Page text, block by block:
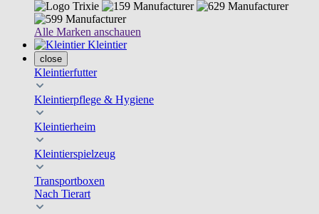
Alle Marken anschauen
Kleintier
close
Kleintierfutter
Kleintierpflege & Hygiene
Kleintierheim
Kleintierspielzeug
Transportboxen
Nach Tierart